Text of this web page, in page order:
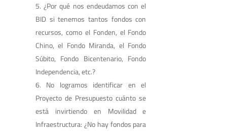
¿Por qué nos endeudamos con el
BID si tenemos tantos fondos con
recursos, como el Fonden, el Fondo
Chino, el Fondo Miranda, el Fondo
Súbito, Fondo Bicentenario, Fondo
Independencia, etc.?
No logramos identificar en el
Proyecto de Presupuesto cuánto se
está invirtiendo en Movilidad e
Infraestructura: ¿No hay fondos para